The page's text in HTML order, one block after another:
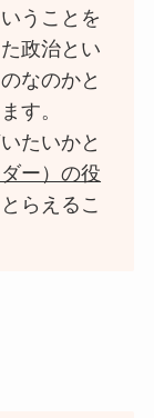
うことを
政治とい
なのかと
す。
たいかと
ー）の役
らえるこ